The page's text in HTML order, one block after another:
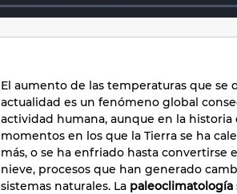
El aumento de las temperaturas que se
actualidad es un fenómeno global
actividad humana, aunque en la historia
momentos en los que la Tierra se ha
más, o se ha enfriado hasta convertirse
nieve, procesos que han generado
sistemas naturales. La paleoclimatología